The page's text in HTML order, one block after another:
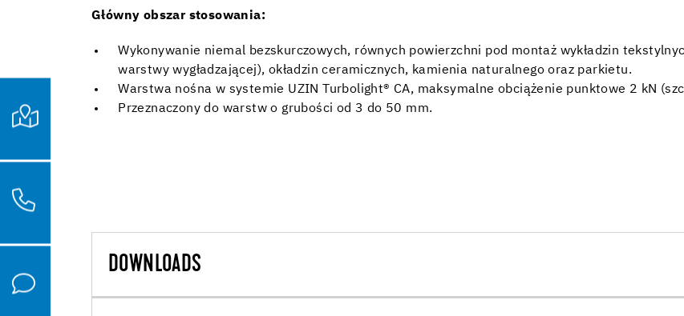
Główny obszar stosowania:
Wykonywanie niemal bezskurczowych, równych powierzchni pod montaż wykładzin
warstwy wygładzającej), okładzin ceramicznych, kamienia naturalnego oraz parkietu.
Warstwa nośna w systemie UZIN Turbolight® CA, maksymalne obciążenie punktowe 2 kN
Przeznaczony do warstw o grubości od 3 do 50 mm.
DOWNLOADS